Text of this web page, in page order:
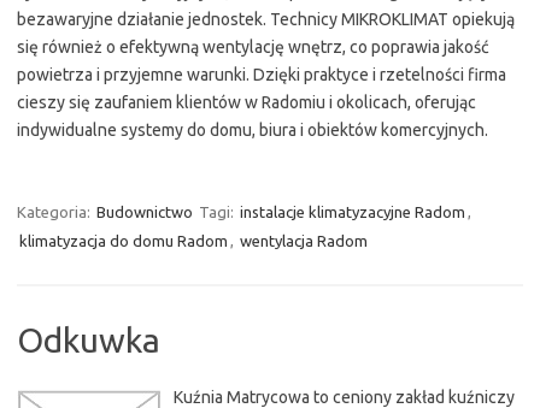
bezawaryjne działanie jednostek. Technicy MIKROKLIMAT opiekują
się również o efektywną wentylację wnętrz, co poprawia jakość
powietrza i przyjemne warunki. Dzięki praktyce i rzetelności firma
cieszy się zaufaniem klientów w Radomiu i okolicach, oferując
indywidualne systemy do domu, biura i obiektów komercyjnych.
Kategoria: Budownictwo Tagi: instalacje klimatyzacyjne Radom ,
klimatyzacja do domu Radom , wentylacja Radom
Odkuwka
Kuźnia Matrycowa to ceniony zakład kuźniczy